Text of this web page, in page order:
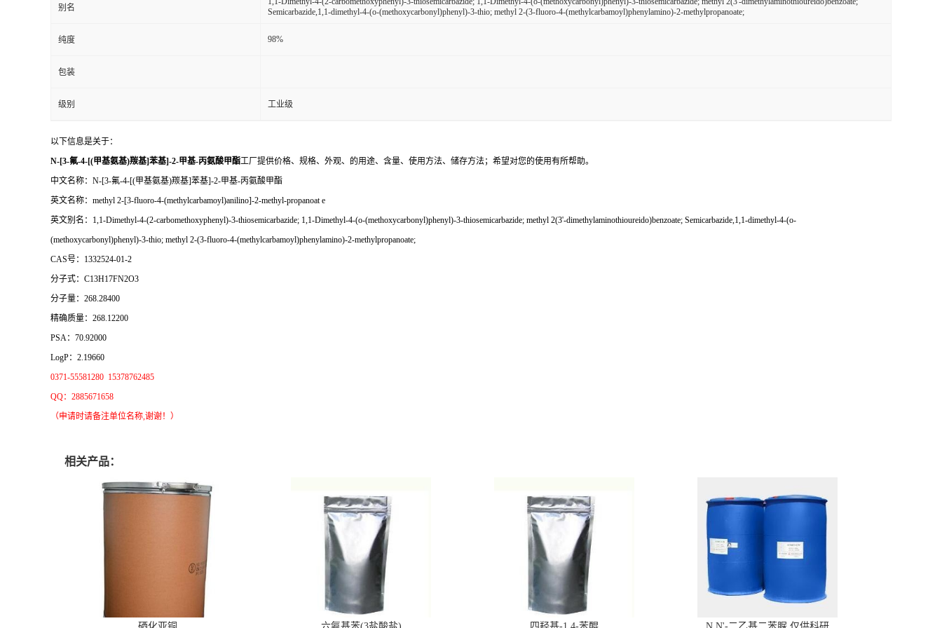
别名
Semicarbazide,1,1-dimethyl-4-(o-(methoxycarbonyl)phenyl)-3-thio; methyl 2-(3-fluoro-4-(methylcarbamoyl)phenylamino)-2-methylpropanoate;
纯度 98%
包装
级别 工业级
以下信息是关于：
N-[3-氟-4-[(甲基氨基)羰基]苯基]-2-甲基-丙氨酸甲酯工厂提供价格、规格、外观、的用途、含量、使用方法、储存方法；希望对您的使用有所帮助。
中文名称：N-[3-氟-4-[(甲基氨基)羰基]苯基]-2-甲基-丙氨酸甲酯
英文名称：methyl 2-[3-fluoro-4-(methylcarbamoyl)anilino]-2-methyl-propanoat e
英文别名：1,1-Dimethyl-4-(2-carbomethoxyphenyl)-3-thiosemicarbazide; 1,1-Dimethyl-4-(o-(methoxycarbonyl)phenyl)-3-thiosemicarbazide; methyl 2(3'-dimethylaminothioureido)benzoate; Semicarbazide,1,1-dimethyl-4-(o-
(methoxycarbonyl)phenyl)-3-thio; methyl 2-(3-fluoro-4-(methylcarbamoyl)phenylamino)-2-methylpropanoate;
CAS号：1332524-01-2
分子式：C13H17FN2O3
分子量：268.28400
精确质量：268.12200
PSA：70.92000
LogP：2.19660
0371-55581280 15378762485
QQ：2885671658
（申请时请备注单位名称,谢谢！）
相关产品：
硒化亚铜 六氨基苯(3盐酸盐) 四羟基-1,4-苯醌 N,N'-二乙基二苯脲 仅供科研